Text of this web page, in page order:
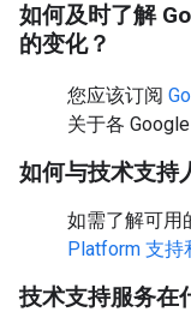
如何及时了解
的变化？
您应该订阅
关于各
如何与技术支持
如需了解可用
Platform 支持
技术支持服务在